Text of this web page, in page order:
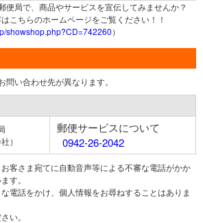
便局で、商品やサービスを宣伝してみませんか？
こちらのホームページをご覧ください！！
showshop.php?CD=742260）
い合わせ先が異なります。
）
郵便サービスについて
0942-26-2042
客さま宛てに自動音声等による不審な電話がかか
す。
電話をかけ、個人情報をお尋ねすることはありま
い。